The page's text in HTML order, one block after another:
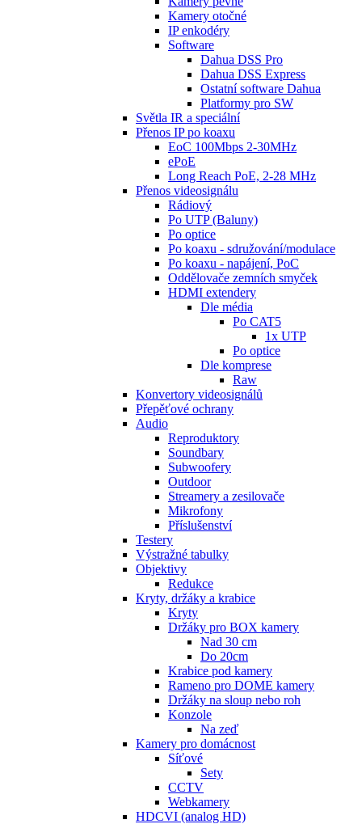
Kamery otočné
IP enkodéry
Software
Dahua DSS Pro
Dahua DSS Express
Ostatní software Dahua
Platformy pro SW
Světla IR a speciální
Přenos IP po koaxu
EoC 100Mbps 2-30MHz
ePoE
Long Reach PoE, 2-28 MHz
Přenos videosignálu
Rádiový
Po UTP (Baluny)
Po optice
Po koaxu - sdružování/modulace
Po koaxu - napájení, PoC
Oddělovače zemních smyček
HDMI extendery
Dle média
Po CAT5
1x UTP
Po optice
Dle komprese
Raw
Konvertory videosignálů
Přepěťové ochrany
Audio
Reproduktory
Soundbary
Subwoofery
Outdoor
Streamery a zesilovače
Mikrofony
Příslušenství
Testery
Výstražné tabulky
Objektivy
Redukce
Kryty, držáky a krabice
Kryty
Držáky pro BOX kamery
Nad 30 cm
Do 20cm
Krabice pod kamery
Rameno pro DOME kamery
Držáky na sloup nebo roh
Konzole
Na zeď
Kamery pro domácnost
Síťové
Sety
CCTV
Webkamery
HDCVI (analog HD)